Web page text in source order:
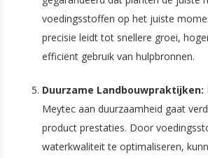
voedingsstoffen op het juiste
precisie leidt tot snellere groei,
efficiënt gebruik van hulpbronnen.
Duurzame Landbouwpraktijken:
Meytec aan duurzaamheid gaat
product prestaties. Door
waterkwaliteit te optimaliseren,